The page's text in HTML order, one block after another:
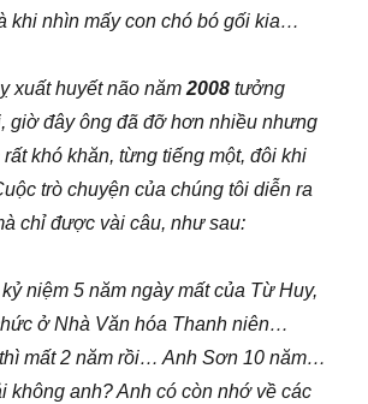
khi nhìn mấy con chó bó gối kia…
xuất huyết não năm2008 tưởng
giờ đây ông đã đỡ hơn nhiều nhưng
khó khăn, từng tiếng một, đôi khi
trò chuyện của chúng tôi diễn ra
chỉ được vài câu, như sau:
niệm 5 năm ngày mất của Từ Huy,
ở Nhà Văn hóa Thanh niên…
mất 2 năm rồi… Anh Sơn 10 năm…
không anh? Anh có còn nhớ về các